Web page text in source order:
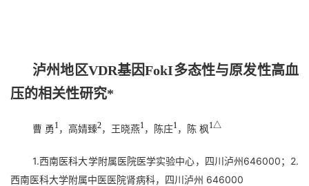
泸州地区VDR基因FokI多态性与原发性高血
压的相关性研究*
曹 勇1 ，高婧臻2，王晓燕1 ，陈庄1 ，陈 枫 1△
1.西南医科大学附属医院医学实验中心，四川泸州646000；2.
西南医科大学附属中医医院肾病科，四川泸州 646000